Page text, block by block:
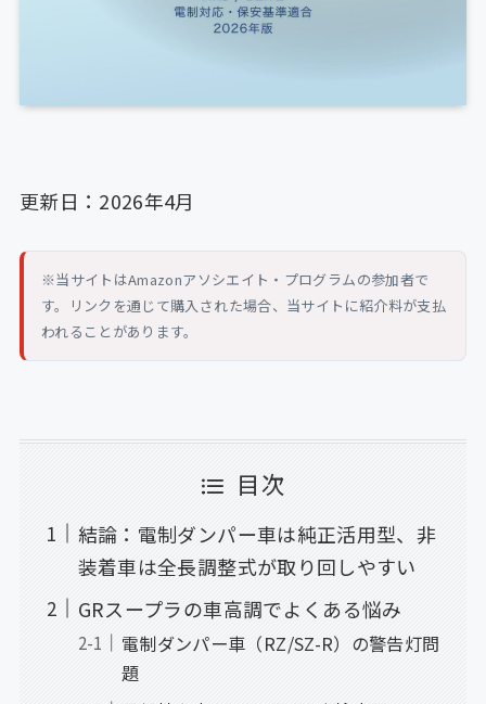
更新日：2026年4月
※当サイトはAmazonアソシエイト・プログラムの参加者で
す。リンクを通じて購入された場合、当サイトに紹介料が支払
われることがあります。
目次
結論：電制ダンパー車は純正活用型、非
装着車は全長調整式が取り回しやすい
GRスープラの車高調でよくある悩み
電制ダンパー車（RZ/SZ-R）の警告灯問
題